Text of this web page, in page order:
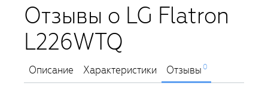
Отзывы о LG Flatron
L226WTQ
Описание Характеристики Отзывы0